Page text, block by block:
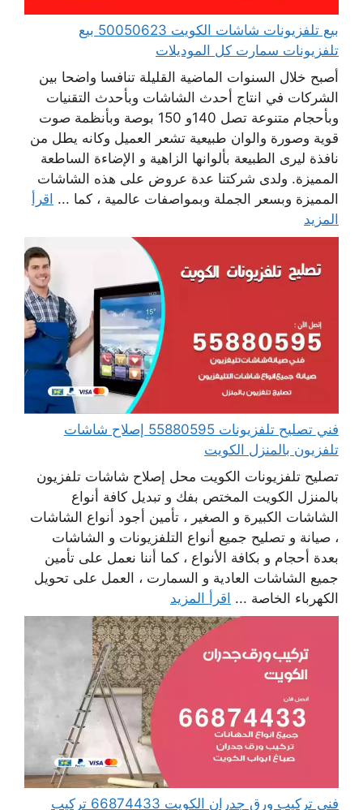
بيع تلفزيونات شاشات الكويت 50050623 بيع
تلفزيونات سمارت كل الموديلات
أصبح خلال السنوات الماضية القليلة تنافسا واضحا بين
الشركات في انتاج أحدث الشاشات وبأحدث التقنيات
وبأحجام متنوعة تصل 140و 150 بوصة وبأنظمة صوت
قوية وصورة والوان طبيعية تشعر العميل وكانه يطل من
نافذة ليرى الطبيعة بألوانها الزاهية و الإضاءة الساطعة
المميزة. ولدى شركتنا عدة عروض على هذه الشاشات
المميزة وبسعر الجملة وبمواصفات عالمية ، كما ... اقرأ
المزيد
فني تصليح تلفزيونات 55880595 إصلاح شاشات
تلفزيون بالمنزل الكويت
تصليح تلفزيونات الكويت محل إصلاح شاشات تلفزيون
بالمنزل الكويت المختص بفك و تبديل كافة أنواع
الشاشات الكبيرة و الصغير ، تأمين أجود أنواع الشاشات
، صيانة و تصليح جميع أنواع التلفزيونات و الشاشات
بعدة أحجام و بكافة الأنواع ، كما أننا نعمل على تأمين
جميع الشاشات العادية و السمارت ، العمل على تحويل
الكهرباء الخاصة ... اقرأ المزيد
فني تركيب ورق جدران الكويت 66874433 تركيب